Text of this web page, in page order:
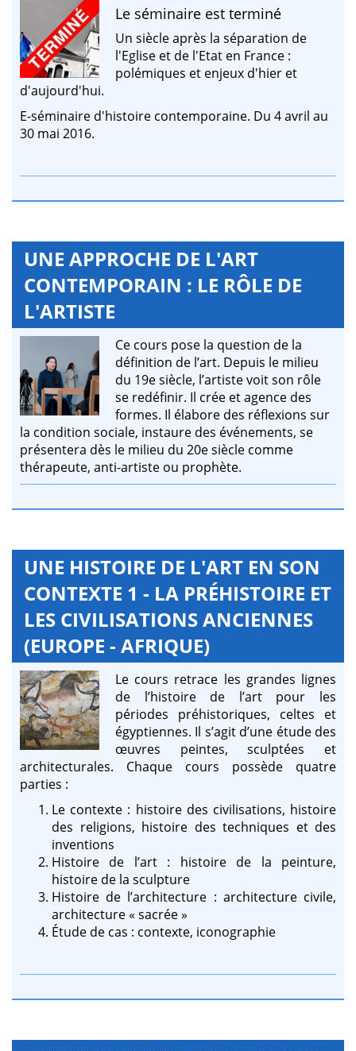
Le séminaire est terminé
Un siècle après la séparation de
l'Eglise et de l'Etat en France :
polémiques et enjeux d'hier et
d'aujourd'hui.
E-séminaire d'histoire contemporaine. Du 4 avril au
30 mai 2016.
UNE APPROCHE DE L'ART
CONTEMPORAIN : LE RÔLE DE
L'ARTISTE
Ce cours pose la question de la
définition de l’art. Depuis le milieu
du 19e siècle, l’artiste voit son rôle
se redéfinir. Il crée et agence des
formes. Il élabore des réflexions sur
la condition sociale, instaure des événements, se
présentera dès le milieu du 20e siècle comme
thérapeute, anti-artiste ou prophète.
UNE HISTOIRE DE L'ART EN SON
CONTEXTE 1 - LA PRÉHISTOIRE ET
LES CIVILISATIONS ANCIENNES
(EUROPE - AFRIQUE)
Le cours retrace les grandes lignes
de l’histoire de l’art pour les
périodes préhistoriques, celtes et
égyptiennes. Il s’agit d’une étude des
œuvres peintes, sculptées et
architecturales. Chaque cours possède quatre
parties :
Le contexte : histoire des civilisations, histoire
des religions, histoire des techniques et des
inventions
Histoire de l’art : histoire de la peinture,
histoire de la sculpture
Histoire de l’architecture : architecture civile,
architecture « sacrée »
Étude de cas : contexte, iconographie